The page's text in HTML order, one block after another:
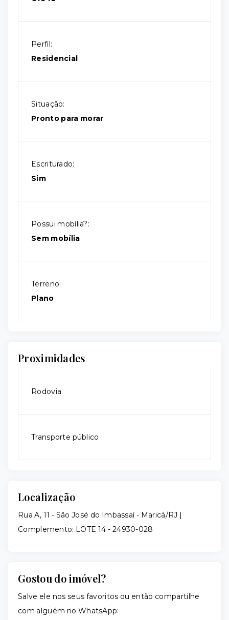
Perfil:
Residencial
Situação:
Pronto para morar
Escriturado:
Sim
Possui mobília?:
Sem mobília
Terreno:
Plano
Proximidades
Rodovia
Transporte público
Localização
Rua A, 11 - São José do Imbassaí - Maricá/RJ |
Complemento: LOTE 14 - 24930-028
Gostou do imóvel?
Salve ele nos seus favoritos ou então compartilhe
com alguém no WhatsApp: